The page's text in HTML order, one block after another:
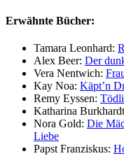
Erwähnte Bücher:
Tamara Leonhard:
Alex Beer: Der
Vera Nentwich:
Kay Noa: Käpt’n
Remy Eyssen:
Katharina
Nora Gold: Die
Liebe
Papst Franziskus: